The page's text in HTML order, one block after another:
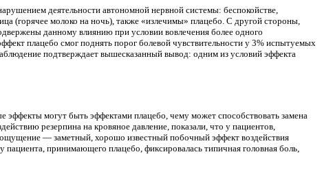
деятельности автономной нервной системы: беспокойстве,
(горячее молоко на ночь), также «излечимы» плацебо. С другой стороны,
данному влиянию при условии вовлечения более одного
плацебо смог поднять порог болевой чувствительности у 3% испытуемых
подтверждает вышесказанный вывод: одним из условий эффекта
эффекты могут быть эффектами плацебо, чему может способствовать замена
резерпина на кровяное давление, показали, что у пациентов,
— заметный, хорошо известный побочный эффект воздействия
принимающего плацебо, фиксировалась типичная головная боль,